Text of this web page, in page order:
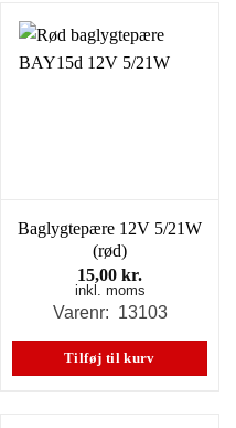
Baglygtepære 12V 5/21W
(rød)
15,00 kr.
inkl. moms
Varenr: 13103
Tilføj til kurv